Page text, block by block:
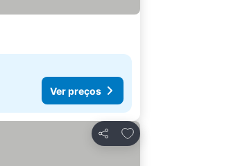
Ver preços
Partilhar
Adicionar aos favoritos